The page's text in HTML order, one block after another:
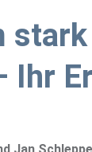
Ihr
Jan